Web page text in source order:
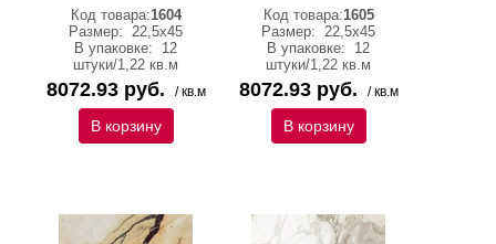
Код товара:1604
Размер: 22,5x45
В упаковке:
12
штуки/1,22 кв.м
8072.93 руб. / кв.м
В корзину
Код товара:1605
Размер: 22,5x45
В упаковке:
12
штуки/1,22 кв.м
8072.93 руб. / кв.м
В корзину